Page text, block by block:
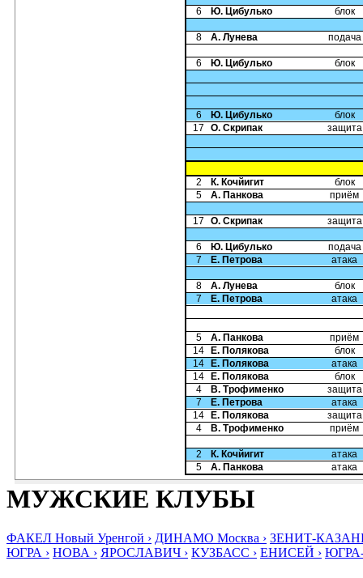
6 Ю. Цибулько блок
8 А. Лунева подача
6 Ю. Цибулько блок
6 Ю. Цибулько
блок
17
О. Скрипак защита
2 К. Кочйигит
блок
5
А. Панкова приём
17 О. Скрипак защита
6 Ю. Цибулько
подача
7
Е. Петрова атака
8 А. Лунева
блок
7
Е. Петрова атака
5 А. Панкова
приём
14
Е. Полякова
блок
14
Е. Полякова
атака
14
Е. Полякова
блок
4
В. Трофименко
защита
7
Е. Петрова
атака
14
Е. Полякова
защита
4
В. Трофименко приём
2 К. Кочйигит
атака
5
А. Панкова атака
МУЖСКИЕ КЛУБЫ
ФАКЕЛ Новый Уренгой › ДИНАМО Москва › ЗЕНИТ-
ЮГРА › НОВА › ЯРОСЛАВИЧ › КУЗБАСС › ЕНИСЕЙ ›